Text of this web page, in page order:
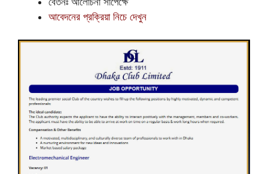
আবেদনের প্রক্রিয়া নিচে দেখুন